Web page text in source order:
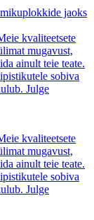
kvaliteetsete
mugavust,
ainult teie teate.
sobiva
Julge
kvaliteetsete
mugavust,
ainult teie teate.
sobiva
Julge